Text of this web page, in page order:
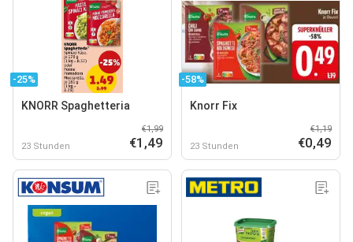
-25%
KNORR Spaghetteria
23 Stunden
€1,99
€1,49
-58%
Knorr Fix
23 Stunden
€1,19
€0,49